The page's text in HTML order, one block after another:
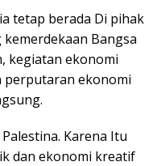
tetap berada Di pihak
Bangsa
kegiatan ekonomi
perputaran ekonomi
Karena Itu
dan ekonomi kreatif